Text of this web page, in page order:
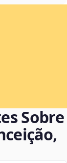
Sobre